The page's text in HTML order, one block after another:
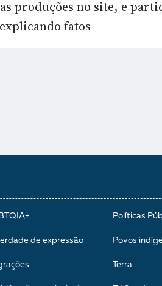
produções no site, e
fatos
de expressão
Políticas
Povos
Terra